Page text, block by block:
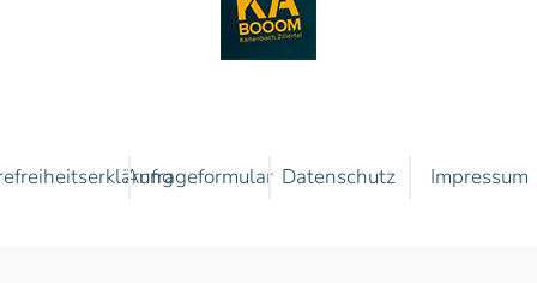
Anfrageformular Datenschutz Impressum